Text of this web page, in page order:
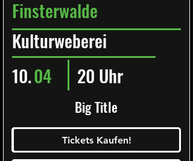
Finsterwalde
Kulturweberei
Big Title
10.04 20 Uhr
Tickets Kaufen!
Ticketalarm abonieren!
Tickets Kaufen!